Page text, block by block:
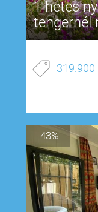
1 hetes
tengernél
319.900
-43%